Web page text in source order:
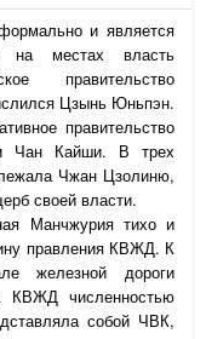
и является
на местах власть
правительство
Цзынь Юньпэн.
правительство
Чан Кайши. В трех
Чжан Цзолиню,
своей власти.
Манчжурия тихо и
правления КВЖД. К
железной дороги
КВЖД численностью
собой ЧВК,